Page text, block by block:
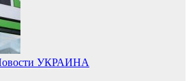
УКРАИНА